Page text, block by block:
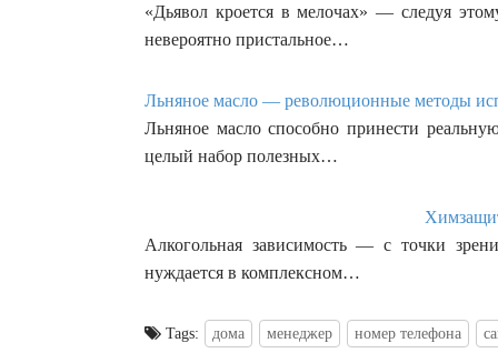
«Дьявол кроется в мелочах» — следуя
невероятно пристальное…
Льняное масло — революционные методы
Льняное масло способно принести
целый набор полезных…
Алкогольная зависимость — с точки
нуждается в комплексном…
Tags: дома менеджер номер телефона